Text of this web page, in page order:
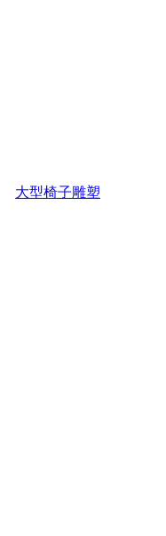
大型椅子雕塑